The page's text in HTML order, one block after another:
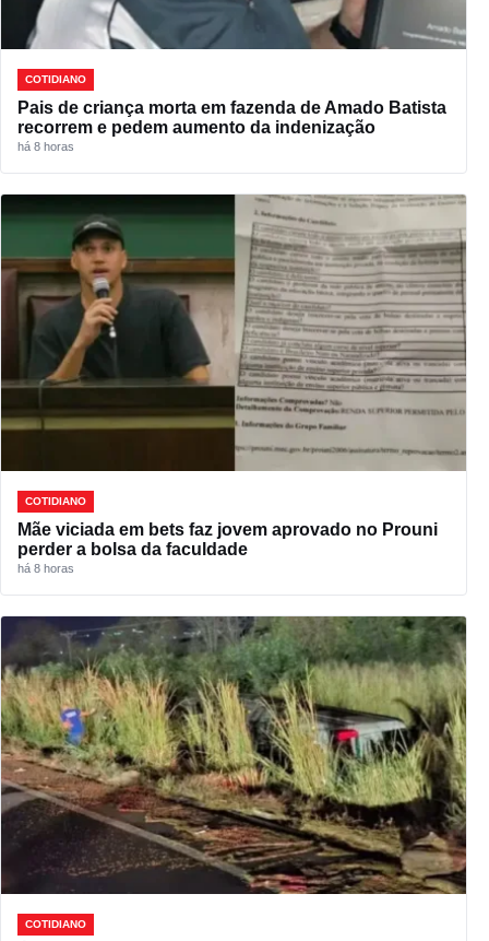
COTIDIANO
Pais de criança morta em fazenda de Amado Batista
recorrem e pedem aumento da indenização
há 8 horas
COTIDIANO
Mãe viciada em bets faz jovem aprovado no Prouni
perder a bolsa da faculdade
há 8 horas
COTIDIANO